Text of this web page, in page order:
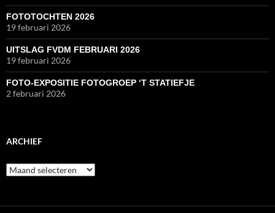
FOTOTOCHTEN 2026
19 februari 2026
UITSLAG FVDM FEBRUARI 2026
19 februari 2026
FOTO-EXPOSITIE FOTOGROEP ‘T STATIEFJE
2 februari 2026
ARCHIEF
Archief